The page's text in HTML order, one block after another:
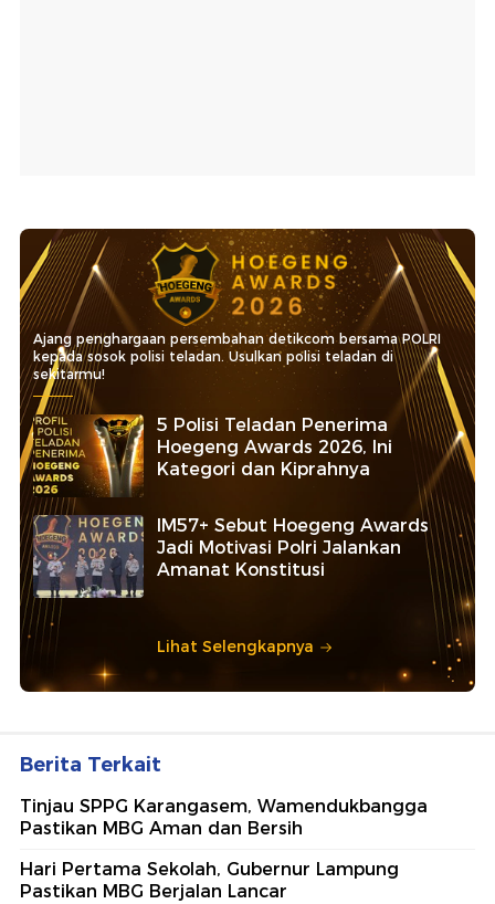
Ajang penghargaan persembahan detikcom bersama POLRI
kepada sosok polisi teladan. Usulkan polisi teladan di
sekitarmu!
5 Polisi Teladan Penerima
Hoegeng Awards 2026, Ini
Kategori dan Kiprahnya
IM57+ Sebut Hoegeng Awards
Jadi Motivasi Polri Jalankan
Amanat Konstitusi
Lihat Selengkapnya
Berita Terkait
Tinjau SPPG Karangasem, Wamendukbangga
Pastikan MBG Aman dan Bersih
Hari Pertama Sekolah, Gubernur Lampung
Pastikan MBG Berjalan Lancar